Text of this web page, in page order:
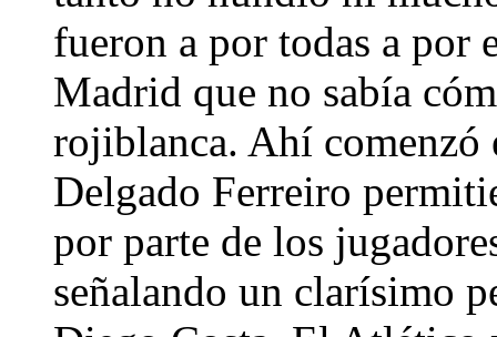
fueron a por todas a por
Madrid que no sabía
rojiblanca. Ahí comenzó
Delgado Ferreiro
por parte de los
señalando un clarísimo